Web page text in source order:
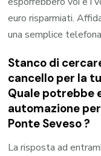
euro risparmiati.
una semplice
Stanco di
cancello per la
Quale potrebbe
automazione
Ponte Seveso?
La risposta ad